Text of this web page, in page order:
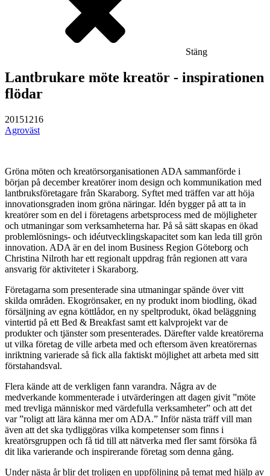
Stäng
Lantbrukare möte kreatör - inspirationen
flödar
20151216
Agroväst
Gröna möten och kreatörsorganisationen ADA sammanförde i
början på december kreatörer inom design och kommunikation med
lantbruksföretagare från Skaraborg. Syftet med träffen var att höja
innovationsgraden inom gröna näringar. Idén bygger på att ta in
kreatörer som en del i företagens arbetsprocess med de möjligheter
och utmaningar som verksamheterna har. På så sätt skapas en ökad
problemlösnings- och idéutvecklingskapacitet som kan leda till grön
innovation. ADA är en del inom Business Region Göteborg och
Christina Nilroth har ett regionalt uppdrag från regionen att vara
ansvarig för aktiviteter i Skaraborg.
Företagarna som presenterade sina utmaningar spände över vitt
skilda områden. Ekogrönsaker, en ny produkt inom biodling, ökad
försäljning av egna köttlådor, en ny speltprodukt, ökad beläggning
vintertid på ett Bed & Breakfast samt ett kalvprojekt var de
produkter och tjänster som presenterades. Därefter valde kreatörerna
ut vilka företag de ville arbeta med och eftersom även kreatörernas
inriktning varierade så fick alla faktiskt möjlighet att arbeta med sitt
förstahandsval.
Flera kände att de verkligen fann varandra. Några av de
medverkande kommenterade i utvärderingen att dagen givit ”möte
med trevliga människor med värdefulla verksamheter” och att det
var ”roligt att lära känna mer om ADA.” Inför nästa träff vill man
även att det ska tydliggöras vilka kompetenser som finns i
kreatörsgruppen och få tid till att nätverka med fler samt försöka få
dit lika varierande och inspirerande företag som denna gång.
Under nästa år blir det troligen en uppföljning på temat med hjälp av